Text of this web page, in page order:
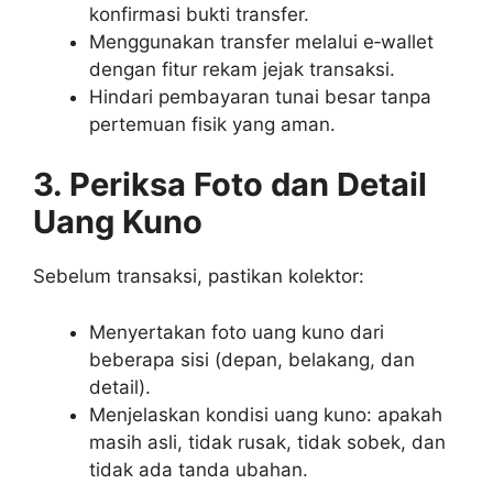
konfirmasi bukti transfer.
Menggunakan transfer melalui e‑wallet
dengan fitur rekam jejak transaksi.
Hindari pembayaran tunai besar tanpa
pertemuan fisik yang aman.
3. Periksa Foto dan Detail
Uang Kuno
Sebelum transaksi, pastikan kolektor:
Menyertakan foto uang kuno dari
beberapa sisi (depan, belakang, dan
detail).
Menjelaskan kondisi uang kuno: apakah
masih asli, tidak rusak, tidak sobek, dan
tidak ada tanda ubahan.